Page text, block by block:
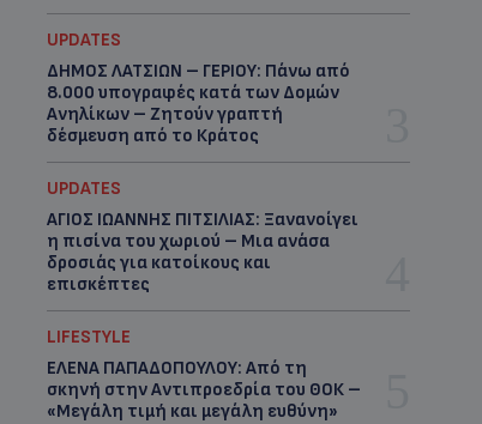
UPDATES
ΔΗΜΟΣ ΛΑΤΣΙΩΝ – ΓΕΡΙΟΥ: Πάνω από
8.000 υπογραφές κατά των Δομών
Ανηλίκων – Ζητούν γραπτή
δέσμευση από το Κράτος
UPDATES
ΑΓΙΟΣ ΙΩΑΝΝΗΣ ΠΙΤΣΙΛΙΑΣ: Ξανανοίγει
η πισίνα του χωριού – Μια ανάσα
δροσιάς για κατοίκους και
επισκέπτες
LIFESTYLE
ΕΛΕΝΑ ΠΑΠΑΔΟΠΟΥΛΟΥ: Από τη
σκηνή στην Αντιπροεδρία του ΘΟΚ –
«Μεγάλη τιμή και μεγάλη ευθύνη»